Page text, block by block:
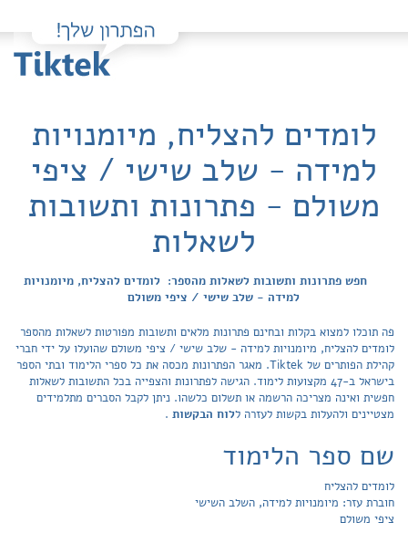
לומדים להצליח, מיומנויות
למידה - שלב שישי / ציפי
משולם - פתרונות ותשובות
לשאלות
חפש פתרונות ותשובות לשאלות מהספר: לומדים להצליח, מיומנויות
למידה - שלב שישי / ציפי משולם
פה תוכלו למצוא בקלות ובחינם פתרונות מלאים ותשובות מפורטות לשאלות מהספר
לומדים להצליח, מיומנויות למידה - שלב שישי / ציפי משולם שהועלו על ידי חברי
קהילת הפותרים של Tiktek. מאגר הפתרונות מכסה את כל ספרי הלימוד ובתי הספר
בישראל ב-47 מקצועות לימוד. הגישה לפתרונות והצפייה בכל התשובות לשאלות
חפשית ואינה מצריכה הרשמה או תשלום כלשהו. ניתן לקבל הסברים מתלמידים
מצטיינים ולהעלות בקשות לעזרה ללוח הבקשות .
שם ספר הלימוד
לומדים להצליח
חוברת עזר: מיומנויות למידה, השלב השישי
ציפי משולם